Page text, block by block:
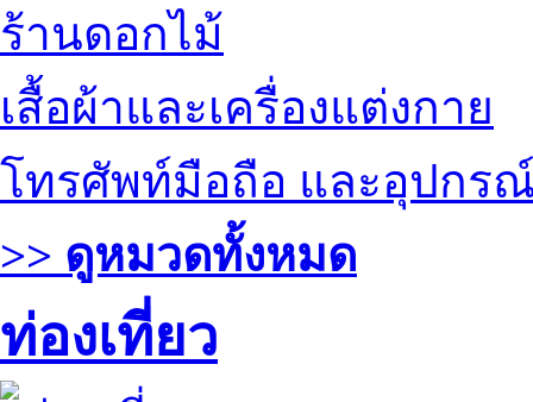
ร้านดอกไม้
เสื้อผ้าและเครื่องแต่งกาย
โทรศัพท์มือถือ และอุปกร
>> ดูหมวดทั้งหมด
ท่องเที่ยว